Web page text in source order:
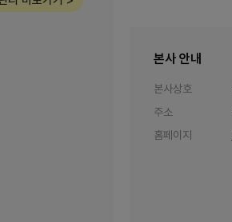
본사 안내
본사상호
주소
홈페이지